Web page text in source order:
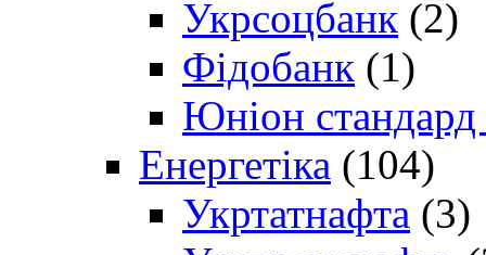
Укрсоцбанк (2)
Фідобанк (1)
Юніон стандард
Енергетіка (104)
Укртатнафта (3)